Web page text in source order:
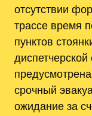
отсутствии
трассе время
пунктов
срочный
ожидание за